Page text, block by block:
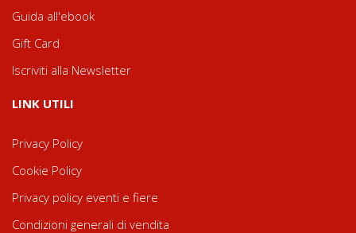
Guida all'ebook
Gift Card
Iscriviti alla Newsletter
LINK UTILI
Privacy Policy
Cookie Policy
Privacy policy eventi e fiere
Condizioni generali di vendita